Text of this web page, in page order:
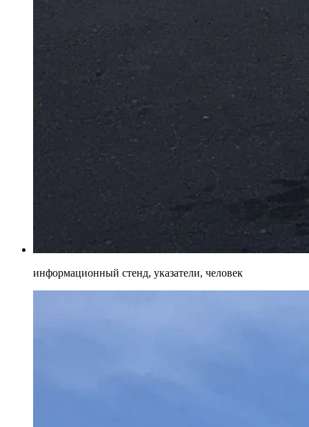
информационный стенд, указатели, человек